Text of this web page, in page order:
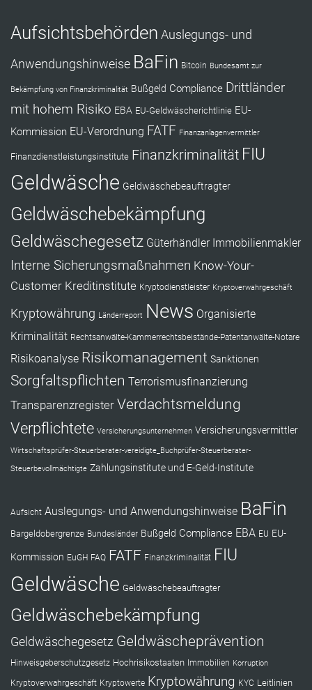
Aufsichtsbehörden Auslegungs- und
Anwendungshinweise BaFin Bitcoin Bundesamt zur
Bekämpfung von Finanzkriminalität Bußgeld Compliance Drittländer
mit hohem Risiko EBA EU-Geldwäscherichtlinie EU-
Kommission EU-Verordnung FATF Finanzanlagenvermittler
Finanzdienstleistungsinstitute Finanzkriminalität FIU
Geldwäsche Geldwäschebeauftragter
Geldwäschebekämpfung
Geldwäschegesetz Güterhändler Immobilienmakler
Interne Sicherungsmaßnahmen Know-Your-
Customer Kreditinstitute Kryptodienstleister Kryptoverwahrgeschäft
Kryptowährung Länderreport News Organisierte
Kriminalität Rechtsanwälte-Kammerrechtsbeistände-Patentanwälte-Notare
Risikoanalyse Risikomanagement Sanktionen
Sorgfaltspflichten Terrorismusfinanzierung
Transparenzregister Verdachtsmeldung
Verpflichtete Versicherungsunternehmen Versicherungsvermittler
Wirtschaftsprüfer-Steuerberater-vereidigte_Buchprüfer-Steuerberater-
Steuerbevollmächtigte Zahlungsinstitute und E-Geld-Institute
Aufsicht Auslegungs- und Anwendungshinweise BaFin
Bargeldobergrenze Bundesländer Bußgeld Compliance EBA EU EU-
Kommission EuGH FAQ FATF Finanzkriminalität FIU
Geldwäsche Geldwäschebeauftragter
Geldwäschebekämpfung
Geldwäschegesetz Geldwäscheprävention
Hinweisgeberschutzgesetz Hochrisikostaaten Immobilien Korruption
Kryptoverwahrgeschäft Kryptowerte Kryptowährung KYC Leitlinien